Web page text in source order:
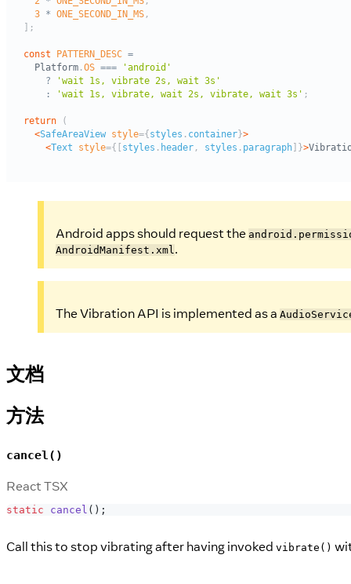
Android apps should request the
AndroidManifest.xml.
The Vibration API is implemented as a
文档
方法
cancel()
React TSX
static cancel ( ) ;
Call this to stop vibrating after having invoked vibrate()